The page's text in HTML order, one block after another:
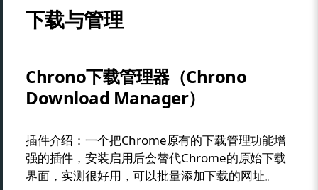
下载与管理
Chrono下载管理器（Chrono
Download Manager）
插件介绍：一个把Chrome原有的下载管理功能增
强的插件，安装启用后会替代Chrome的原始下载
界面，实测很好用，可以批量添加下载的网址。